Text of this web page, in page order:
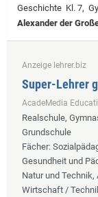
Geschichte Kl. 7,
Alexander der
Anzeige lehrer.biz
Super-Lehrer
AcadeMedia
Realschule,
Grundschule
Fächer:
Gesundheit und
Natur und
Wirtschaft /